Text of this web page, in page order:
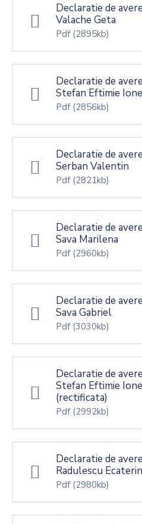
Declaratie de
Valache Geta
Pdf (2895kb)
Declaratie de
Stefan Eftimie
Pdf (2856kb)
Declaratie de
Serban Valentin
Pdf (2821kb)
Declaratie de
Sava Marilena
Pdf (2960kb)
Declaratie de
Sava Gabriel
Pdf (3030kb)
Declaratie de
Stefan Eftimie
(rectificata)
Pdf (2992kb)
Declaratie de
Radulescu
Pdf (2980kb)